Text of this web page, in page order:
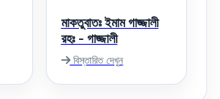
মাকতুবাতঃ ইমাম গাজ্জালী
রহঃ - গাজ্জালী
বিস্তারিত দেখুন